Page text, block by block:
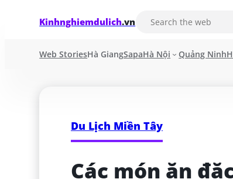
Kinhnghiemdulich.vn
Web StoriesHà GiangSapaHà Nội Quảng Ninh
Du Lịch Miền Tây
Các món ăn